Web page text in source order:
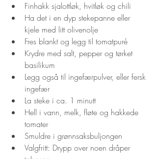
Finhakk sjalottløk, hvitløk og chili
Ha det i en dyp stekepanne eller
kjele med litt olivenolje
Fres blankt og legg til tomatpuré
Krydre med salt, pepper og tørket
basilikum
Legg også til ingefærpulver, eller fersk
ingefær
La steke i ca. 1 minutt
Hell i vann, melk, fløte og hakkede
tomater
Smuldre i grønnsaksbuljongen
Valgfritt: Drypp over noen dråper